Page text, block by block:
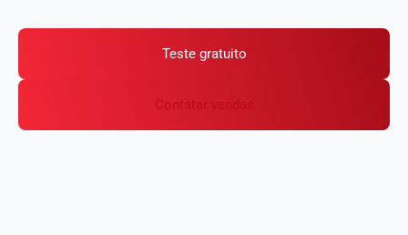
vulnerabilidades de segurança.
Teste gratuito
Contatar vendas